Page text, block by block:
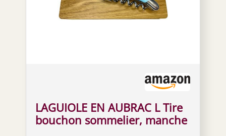
LAGUIOLE EN AUBRAC L Tire
bouchon sommelier, manche